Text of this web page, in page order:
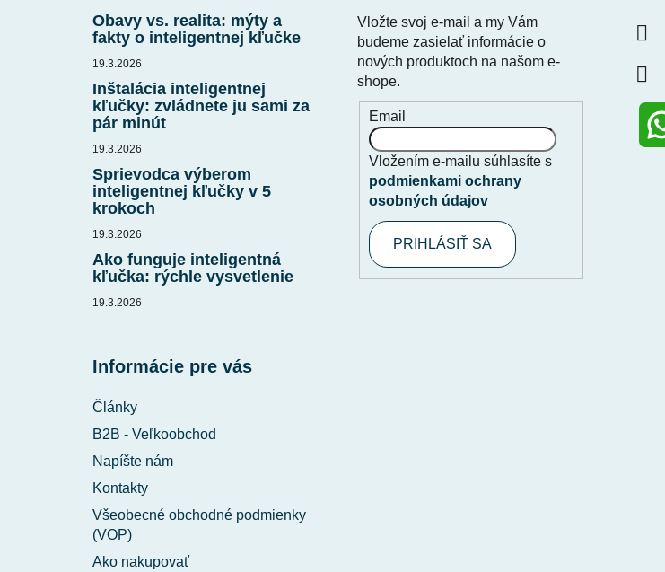
Obavy vs. realita: mýty a
fakty o inteligentnej kľučke
19.3.2026
Inštalácia inteligentnej
kľučky: zvládnete ju sami za
pár minút
19.3.2026
Sprievodca výberom
inteligentnej kľučky v 5
krokoch
19.3.2026
Ako funguje inteligentná
kľučka: rýchle vysvetlenie
19.3.2026
Vložte svoj e-mail a my Vám
budeme zasielať informácie o
nových produktoch na našom e-
shope.
Email
Vložením e-mailu súhlasíte s
podmienkami ochrany
osobných údajov
PRIHLÁSIŤ SA
Informácie pre vás
Články
B2B - Veľkoobchod
Napíšte nám
Kontakty
Všeobecné obchodné podmienky
(VOP)
Ako nakupovať